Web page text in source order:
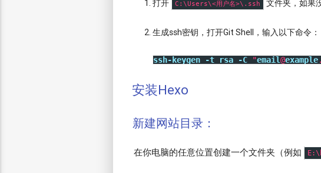
打开 C:\Users\<用户名>\.ssh 文件夹，如果
生成ssh密钥，打开Git Shell，输入以下命令：
ssh-keygen -t rsa -C "email@example.
安装Hexo
新建网站目录：
在你电脑的任意位置创建一个文件夹（例如